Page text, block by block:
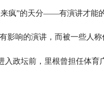
疯”的天分——有演讲才能
响的演讲，而被一些人称
政坛前，里根曾担任体